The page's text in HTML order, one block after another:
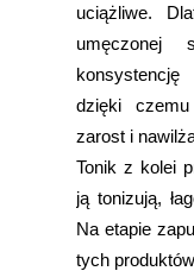
uciążliwe.
umęczonej
dzięki
zarost i
Tonik z kolei
ją tonizują,
Na etapie
tych